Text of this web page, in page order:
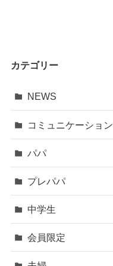
カテゴリー
NEWS
コミュニケーション
パパ
プレパパ
中学生
会員限定